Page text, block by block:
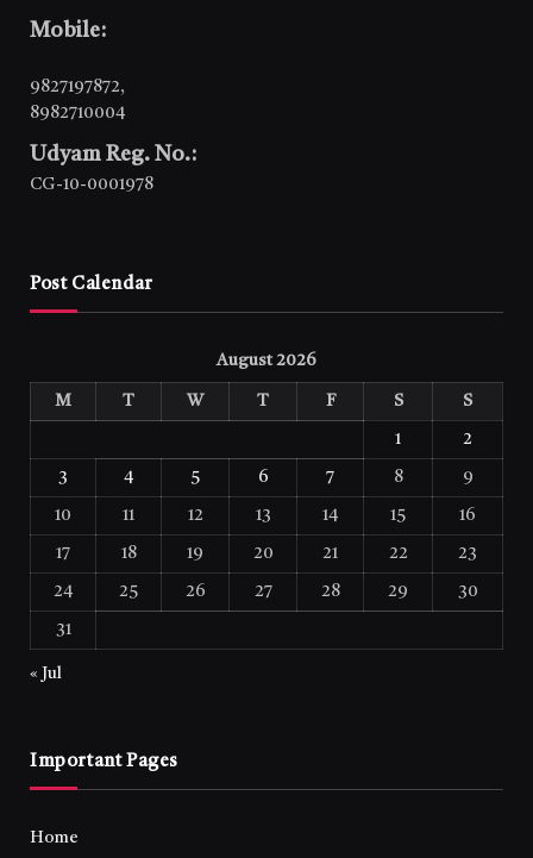
Mobile:
9827197872,
8982710004
Udyam Reg. No.:
CG-10-0001978
Post Calendar
August 2026
M T W T F S S
1 2
3 4 5 6 7 8 9
10 11 12 13 14 15 16
17 18 19 20 21 22 23
24 25 26 27 28 29 30
31
« Jul
Important Pages
Home